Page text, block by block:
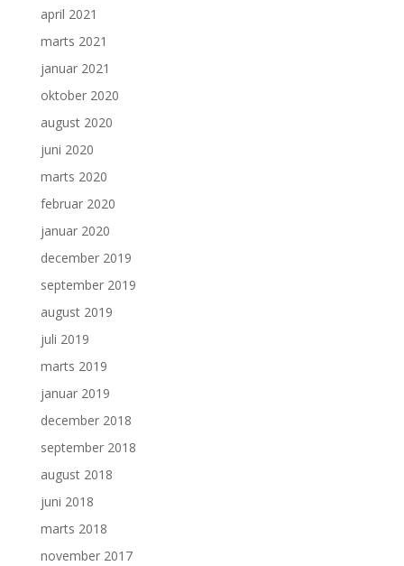
april 2021
marts 2021
januar 2021
oktober 2020
august 2020
juni 2020
marts 2020
februar 2020
januar 2020
december 2019
september 2019
august 2019
juli 2019
marts 2019
januar 2019
december 2018
september 2018
august 2018
juni 2018
marts 2018
november 2017